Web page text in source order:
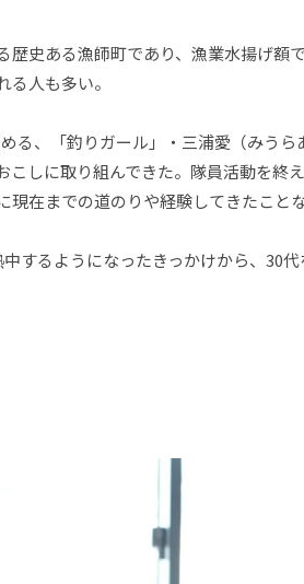
歴史ある漁師町であり、漁業水揚げ
人も多い。
る、「釣りガール」・三浦愛（みう
こしに取り組んできた。隊員活動を
現在までの道のりや経験してきたこと
するようになったきっかけから、30